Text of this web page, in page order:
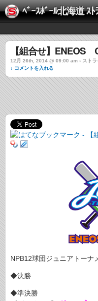
ﾍﾞｰｽﾎﾞｰﾙ北海道 ｽﾄ
【組合せ】ENEOS
12月 26th, 2014 @ 09:00 am › スト
↓ コメントを入れる
NPB12球団ジュニアトー
◆決勝
◆準決勝